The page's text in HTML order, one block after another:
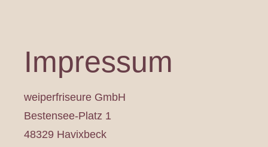
Impressum
weiperfriseure GmbH
Bestensee-Platz 1
48329 Havixbeck